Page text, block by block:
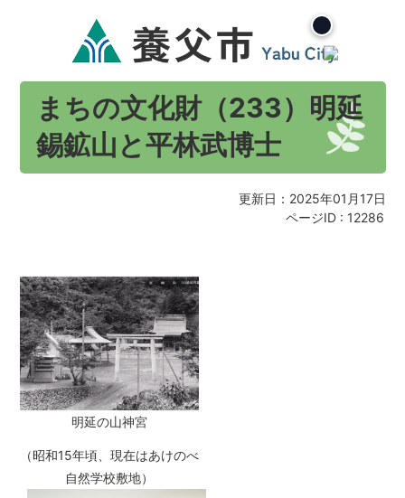
まちの文化財（233）明延
錫鉱山と平林武博士
更新日：2025年01月17日
ページID : 12286
明延の山神宮
（昭和15年頃、現在はあけのべ
自然学校敷地）